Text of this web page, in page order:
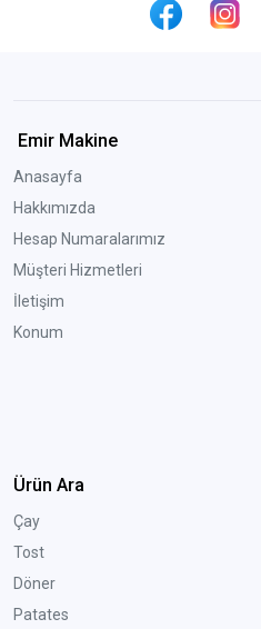
Emir Makine
Anasayfa
Hakkımızda
Hesap Numaralarımız
Müşteri Hizmetleri
İletişim
Konum
Ürün Ara
Çay
Tost
Döner
Patates